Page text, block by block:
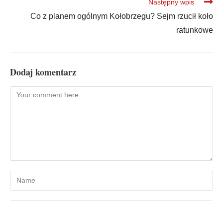
Następny wpis
Co z planem ogólnym Kołobrzegu? Sejm rzucił koło
ratunkowe
Dodaj komentarz